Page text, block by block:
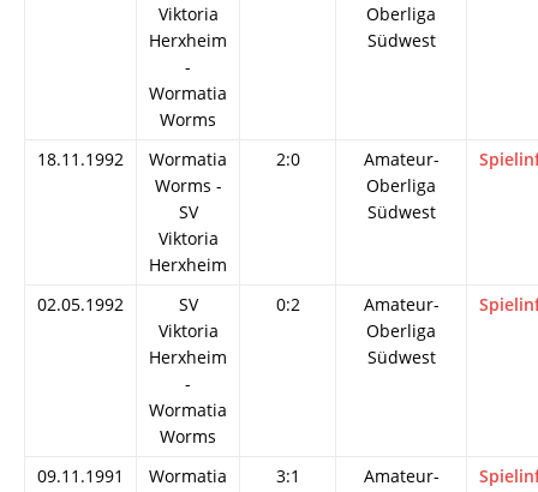
Viktoria
Herxheim
-
Wormatia
Worms
Oberliga
Südwest
18.11.1992
Wormatia
Worms -
SV
Viktoria
Herxheim
2:0
Amateur-
Oberliga
Südwest
02.05.1992
SV
Viktoria
Herxheim
-
Wormatia
Worms
0:2
Amateur-
Oberliga
Südwest
09.11.1991
Wormatia
3:1
Amateur-